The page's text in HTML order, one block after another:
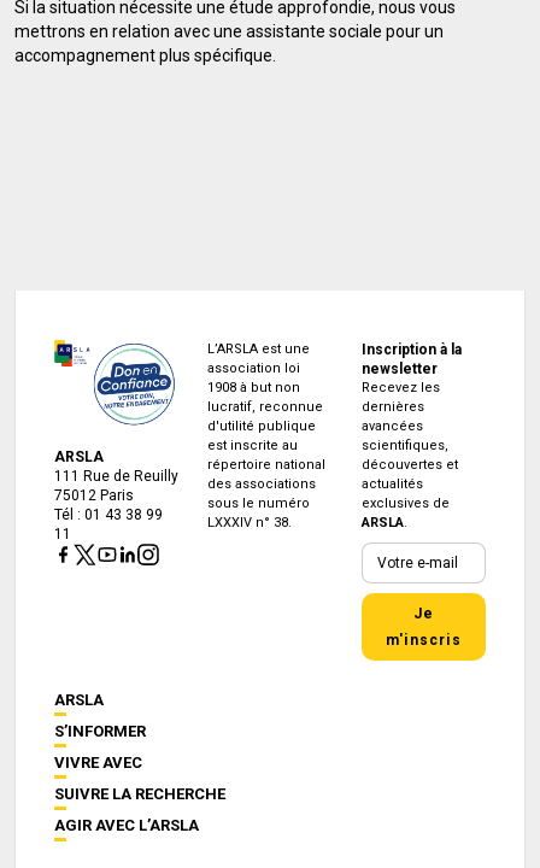
Si la situation nécessite une étude approfondie, nous vous
mettrons en relation avec une assistante sociale pour un
accompagnement plus spécifique.
ARSLA
111 Rue de Reuilly
75012 Paris
Tél : 01 43 38 99
11
L’ARSLA est une
association loi
1908 à but non
lucratif, reconnue
d'utilité publique
est inscrite au
répertoire national
des associations
sous le numéro
LXXXIV n° 38.
Inscription à la
newsletter
Recevez les
dernières
avancées
scientifiques,
découvertes et
actualités
exclusives de
ARSLA.
Je
m'inscris
ARSLA
S’INFORMER
VIVRE AVEC
SUIVRE LA RECHERCHE
AGIR AVEC L’ARSLA